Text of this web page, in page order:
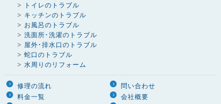
>
トイレのトラブル
> キッチンのトラブル
> お風呂のトラブル
> 洗面所･洗濯のトラブル
> 屋外･排水口のトラブル
> 蛇口のトラブル
> 水周りのリフォーム
修理の流れ
料金一覧
問い合わせ
会社概要